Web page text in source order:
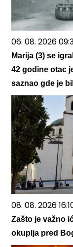
06. 08. 2026
Marija (3) se
42 godine otac
saznao gde je
08. 08. 2026
Zašto je važno
okuplja pred